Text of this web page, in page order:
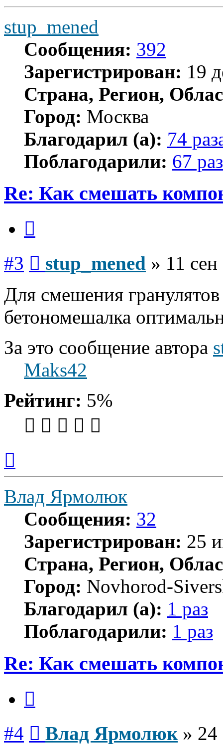
stup_mened
Сообщения: 392
Зарегистрирован: 19
Страна, Регион,
Город: Москва
Благодарил (а): 74
Поблагодарили: 67 раз
Re: Как смешать
#3 stup_mened » 11
Для смешения
бетономешалка
За это сообщение автора
Maks42
Рейтинг: 5%
началу
Влад Ярмолюк
Сообщения: 32
Зарегистрирован: 25
Страна, Регион,
Город: Novhorod-
Благодарил (а): 1 раз
Поблагодарили: 1 раз
Re: Как смешать
#4 Влад Ярмолюк» 24